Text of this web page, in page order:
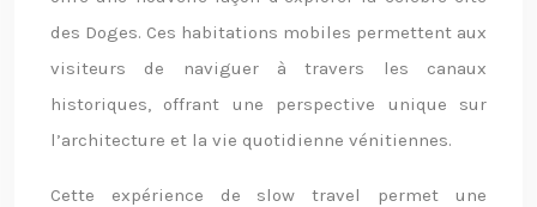
des Doges. Ces habitations mobiles permettent aux
visiteurs de naviguer à travers les canaux
historiques, offrant une perspective unique sur
l’architecture et la vie quotidienne vénitiennes.
Cette expérience de slow travel permet une